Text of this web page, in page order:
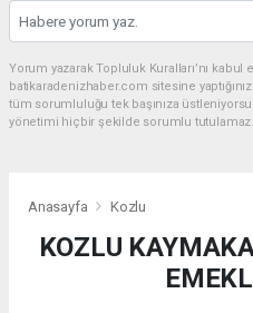
Yorum yazarak Topluluk Kuralları’nı kabul
batikaradenizhaber.com sitesine
tüm sorumluluğu tek başınıza
yönetimi hiçbir şekilde sorumlu tutulamaz.
Anasayfa Kozlu
KOZLU